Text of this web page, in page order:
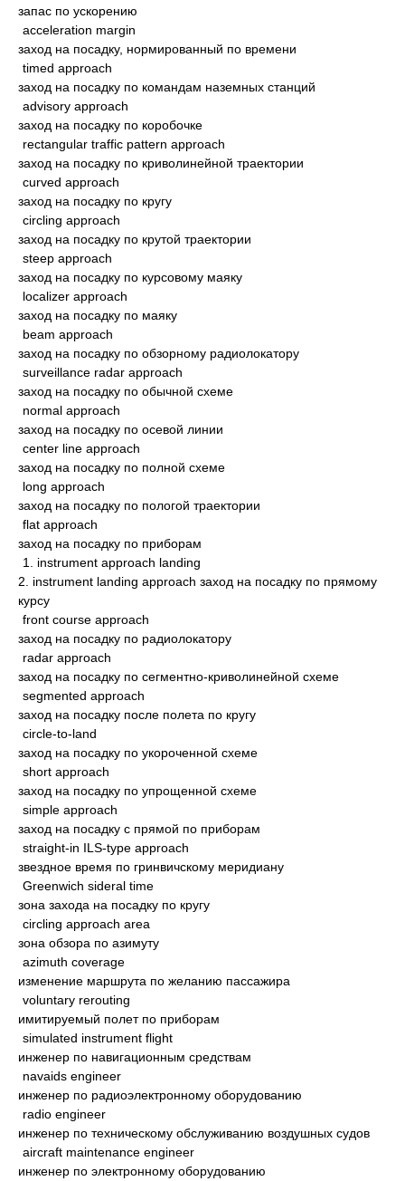
запас по ускорению
acceleration margin
заход на посадку, нормированный по времени
timed approach
заход на посадку по командам наземных станций
advisory approach
заход на посадку по коробочке
rectangular traffic pattern approach
заход на посадку по криволинейной траектории
curved approach
заход на посадку по кругу
circling approach
заход на посадку по крутой траектории
steep approach
заход на посадку по курсовому маяку
localizer approach
заход на посадку по маяку
beam approach
заход на посадку по обзорному радиолокатору
surveillance radar approach
заход на посадку по обычной схеме
normal approach
заход на посадку по осевой линии
center line approach
заход на посадку по полной схеме
long approach
заход на посадку по пологой траектории
flat approach
заход на посадку по приборам
1. instrument approach landing
2. instrument landing approach заход на посадку по прямому
курсу
front course approach
заход на посадку по радиолокатору
radar approach
заход на посадку по сегментно-криволинейной схеме
segmented approach
заход на посадку после полета по кругу
circle-to-land
заход на посадку по укороченной схеме
short approach
заход на посадку по упрощенной схеме
simple approach
заход на посадку с прямой по приборам
straight-in ILS-type approach
звездное время по гринвичскому меридиану
Greenwich sideral time
зона захода на посадку по кругу
circling approach area
зона обзора по азимуту
azimuth coverage
изменение маршрута по желанию пассажира
voluntary rerouting
имитируемый полет по приборам
simulated instrument flight
инженер по навигационным средствам
navaids engineer
инженер по радиоэлектронному оборудованию
radio engineer
инженер по техническому обслуживанию воздушных судов
aircraft maintenance engineer
инженер по электронному оборудованию